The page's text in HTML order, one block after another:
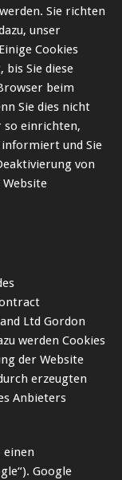
Sie richten
unser
Cookies
Sie diese
beim
Sie dies nicht
so einrichten,
informiert und Sie
von
Ltd Gordon
werden Cookies
der Website
erzeugten
Anbieters
einen
Google